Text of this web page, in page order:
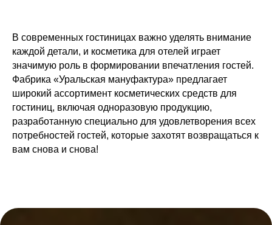
В современных гостиницах важно уделять внимание
каждой детали, и косметика для отелей играет
значимую роль в формировании впечатления гостей.
Фабрика «Уральская мануфактура» предлагает
широкий ассортимент косметических средств для
гостиниц, включая одноразовую продукцию,
разработанную специально для удовлетворения всех
потребностей гостей, которые захотят возвращаться к
вам снова и снова!